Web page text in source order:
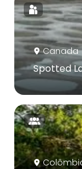
Canada
Spotted